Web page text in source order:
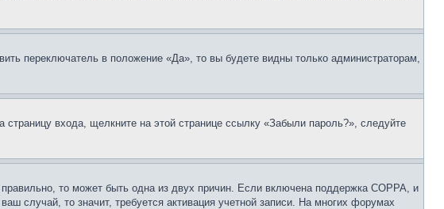
переключатель в положение «Да», то вы будете видны только администраторам,
входа, щелкните на этой странице ссылку «Забыли пароль?», следуйте
то может быть одна из двух причин. Если включена поддержка COPPA, и
случай, то значит, требуется активация учетной записи. На многих форумах